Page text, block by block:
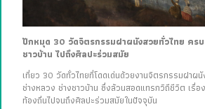
ปักหมุด 30 วัดจิตรกรรมฝาผนังสวยทั่วไทย คร
ชาวบ้าน ไปถึงศิลปะร่วมสมัย
เที่ยว 30 วัดทั่วไทยที่โดดเด่นด้วยงานจิตรกรรมฝาผ
ช่างหลวง ช่างชาวบ้าน ซึ่งล้วนสอดแทรกวิถีชีวิต เรื่อ
ท้องถิ่นไปจนถึงศิลปะร่วมสมัยในปัจจุบัน